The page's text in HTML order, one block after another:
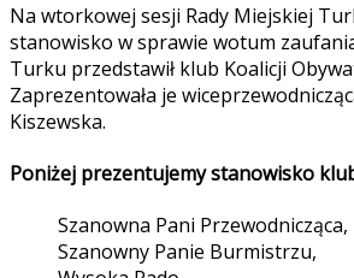
Na wtorkowej sesji Rady Miejskiej
stanowisko w sprawie wotum
Turku przedstawił klub Koalicji
Zaprezentowała je
Kiszewska.
Poniżej prezentujemy stanowisko
Szanowna Pani Przewodnicząca,
Szanowny Panie Burmistrzu,